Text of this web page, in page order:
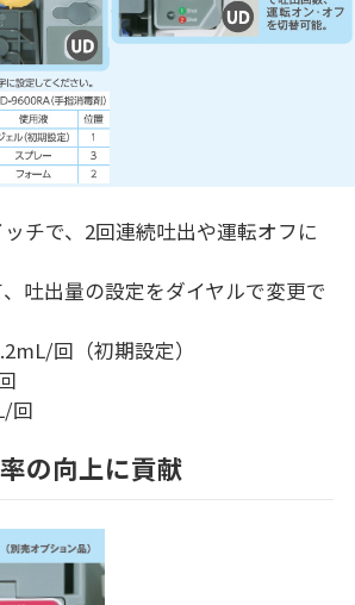
チで、2回連続吐出や運転オフに
吐出量の設定をダイヤルで変更で
回（初期設定）
回
の向上に貢献